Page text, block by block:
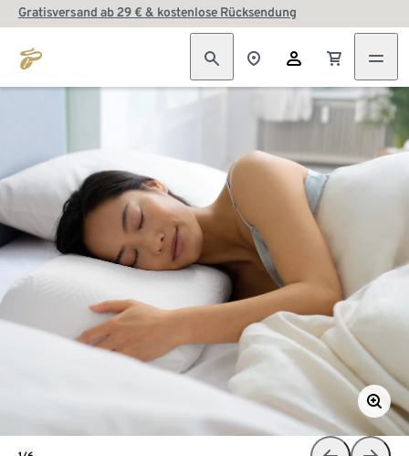
Gratisversand ab 29 € & kostenlose Rücksendung